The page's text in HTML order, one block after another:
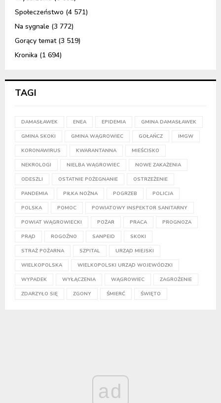
Społeczeństwo (4 571)
Na sygnale (3 772)
Gorący temat(3 519)
Kronika (1 694)
TAGI
DAMASŁAWEK ENEA EPIDEMIA GMINA DAMASŁAWEK
GMINA SKOKI GMINA WĄGROWIEC GOŁAŃCZ IMGW
KORONAWIRUS KWARANTANNA MIEŚCISKO
NEKROLOGI NIELBA WĄGROWIEC NOWE ZAKAŻENIA
ODESZLI OSTATNIE POŻEGNANIE OSTRZEŻENIE
PANDEMIA PIŁKA NOŻNA POGRZEB POLICJA
POLSKA POMOC POWIATOWY INSPEKTOR SANITARNY
POWIAT WĄGROWIECKI POŻAR PRACA PROGNOZA
PRĄD ROGOŹNO SANPEID SKOKI
STRAŻ POŻARNA SZPITAL URZĄD MIEJSKI
WIELKOPOLSKA WIELKOPOLSKI URZĄD WOJEWÓDZKI
WYPADEK WYŁĄCZENIA WĄGROWIEC ZAGROŻENIE
ZDARZYŁO SIĘ ZGONY ŚMIERĆ ŚWIĘTO
ad